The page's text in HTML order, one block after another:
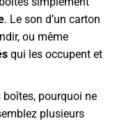
. Le son d’un carton
ou même
qui les occupent et
pourquoi ne
plusieurs